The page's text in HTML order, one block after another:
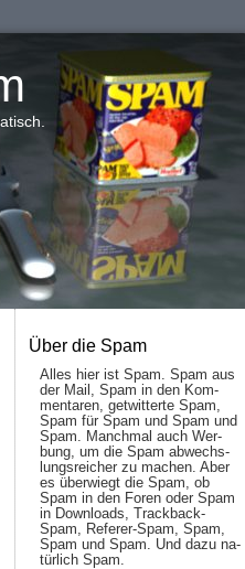
Über die Spam
Alles hier ist Spam. Spam aus
der Mail, Spam in den Kom­
men­taren, ge­twit­ter­te Spam,
Spam für Spam und Spam und
Spam. Manch­mal auch Wer­
bung, um die Spam ab­wechs­
lungs­reich­er zu mach­en. Aber
es über­wiegt die Spam, ob
Spam in den Fo­ren oder Spam
in Down­loads, Track­back-
Spam, Re­fe­rer-Spam, Spam,
Spam und Spam. Und da­zu na­
tür­lich Spam.